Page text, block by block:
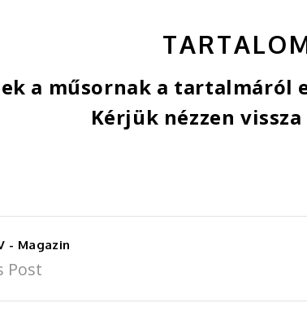
a műsornak a
Kérjük nézzen
- Magazin
Post